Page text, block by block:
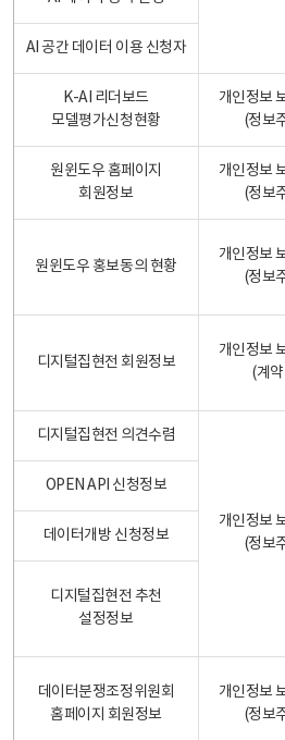
AI 공간 데이터 이용 신청자
K-AI 리더보드
모델평가신청현황
개인정보
(정보
원윈도우 홈페이지
회원정보
개인정보
(정보
원윈도우 홍보동의 현황
개인정보
(정보
디지털집현전 회원정보
개인정보
(계
디지털집현전 의견수렴
개인정보
(정보
OPEN API 신청정보
데이터개방 신청정보
디지털집현전 추천
설정정보
데이터분쟁조정위원회
홈페이지 회원정보
개인정보
(정보